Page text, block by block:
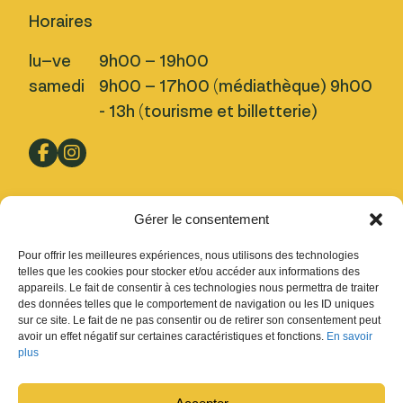
Gérer le consentement
Pour offrir les meilleures expériences, nous utilisons des technologies
telles que les cookies pour stocker et/ou accéder aux informations des
appareils. Le fait de consentir à ces technologies nous permettra de traiter
des données telles que le comportement de navigation ou les ID uniques
sur ce site. Le fait de ne pas consentir ou de retirer son consentement peut
avoir un effet négatif sur certaines caractéristiques et fonctions. En savoir
plus
Accès au catalogue de presse
en ligne
Horaires
lu–ve
samedi
9h00 – 19h00
9h00 – 17h00 (médiathèque) 9h00
- 13h (tourisme et billetterie)
Nous trouver
Inscription Newsletter
Fermetures
Design : Ludovic Chappex & Cédric Raccio
Développement :